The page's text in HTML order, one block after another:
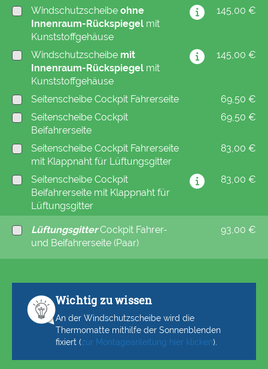
Windschutzscheibe ohne
Innenraum-Rückspiegel mit
Kunststoffgehäuse
145,00 €
Windschutzscheibe mit
Innenraum-Rückspiegel mit
Kunststoffgehäuse
145,00 €
Seitenscheibe Cockpit Fahrerseite
69,50 €
Seitenscheibe Cockpit
Beifahrerseite
69,50 €
Seitenscheibe Cockpit Fahrerseite
mit Klappnaht für Lüftungsgitter
83,00 €
Seitenscheibe Cockpit
Beifahrerseite mit Klappnaht für
Lüftungsgitter
83,00 €
LüftungsgitterCockpit Fahrer-
und Beifahrerseite (Paar)
93,00 €
Wichtig zu wissen
An der Windschutzscheibe wird die
Thermomatte mithilfe der Sonnenblenden
fixiert (zur Montageanleitung hier klicken).